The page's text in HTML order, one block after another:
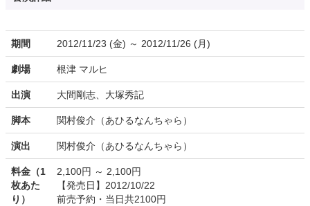
期間 2012/11/23 (金) ～ 2012/11/26 (月)
劇場 根津 マルヒ
出演 大間剛志、大塚秀記
脚本 関村俊介（あひるなんちゃら）
演出 関村俊介（あひるなんちゃら）
料金（1
枚あた
り）
2,100円 ～ 2,100円
【発売日】2012/10/22
前売予約・当日共2100円